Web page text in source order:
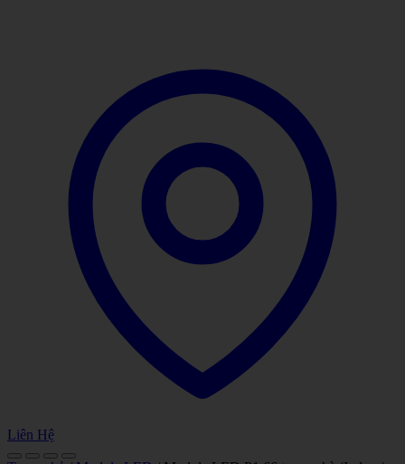
Liên Hệ